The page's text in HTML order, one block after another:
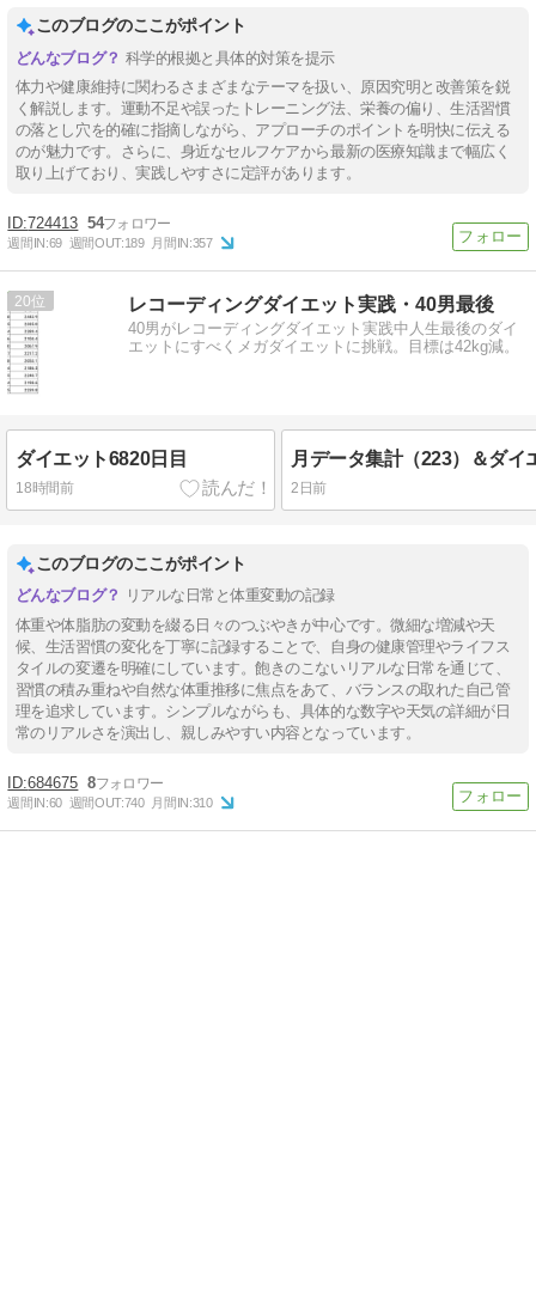
このブログのここがポイント
科学的根拠と具体的対策を提示
体力や健康維持に関わるさまざまなテーマを扱い、原因究明と改善策を鋭
く解説します。運動不足や誤ったトレーニング法、栄養の偏り、生活習慣
の落とし穴を的確に指摘しながら、アプローチのポイントを明快に伝える
のが魅力です。さらに、身近なセルフケアから最新の医療知識まで幅広く
取り上げており、実践しやすさに定評があります。
724413 54
週間IN:69 週間OUT:189 月間IN:357
20 レコーディングダイエット実践・40男最後
40男がレコーディングダイエット実践中人生最後のダイ
エットにすべくメガダイエットに挑戦。目標は42kg減。
ダイエット6820日目
18時間前 2日前
このブログのここがポイント
リアルな日常と体重変動の記録
体重や体脂肪の変動を綴る日々のつぶやきが中心です。微細な増減や天
候、生活習慣の変化を丁寧に記録することで、自身の健康管理やライフス
タイルの変遷を明確にしています。飽きのこないリアルな日常を通じて、
習慣の積み重ねや自然な体重推移に焦点をあて、バランスの取れた自己管
理を追求しています。シンプルながらも、具体的な数字や天気の詳細が日
常のリアルさを演出し、親しみやすい内容となっています。
684675 8
週間IN:60 週間OUT:740 月間IN:310